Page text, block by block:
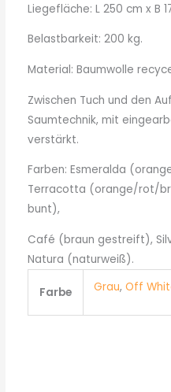
Liegefläche: L 250 cm x B
Belastbarkeit: 200 kg.
Material: Baumwolle
Zwischen Tuch und den
Saumtechnik, mit
verstärkt.
Farben: Esmeralda
Terracotta (orange/rot/
bunt),
Café (braun gestreift),
Natura (naturweiß).
Farbe Grau,Off